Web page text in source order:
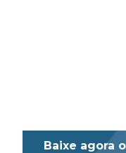
Baixe agora